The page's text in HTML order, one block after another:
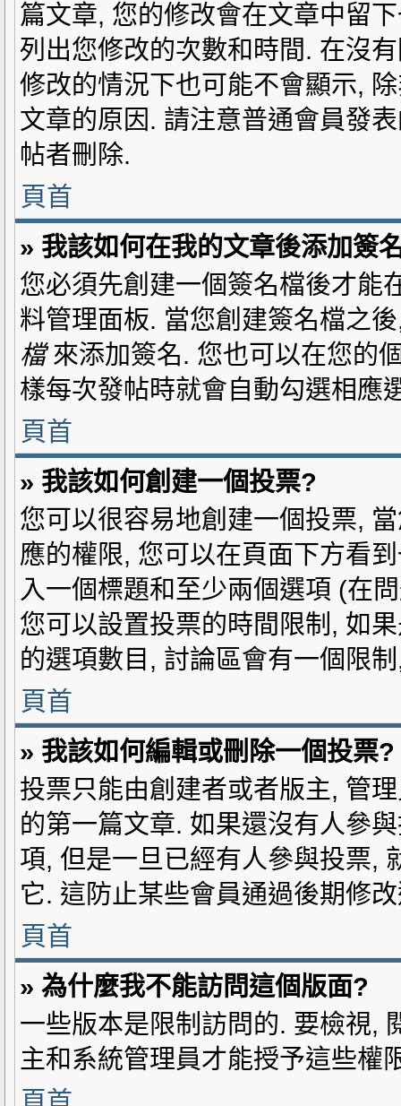
篇文章, 您的修改會在文章中留
列出您修改的次數和時間. 在沒
修改的情況下也可能不會顯示,
文章的原因. 請注意普通會員發
帖者刪除.
頁首
» 我該如何在我的文章後添加簽
您必須先創建一個簽名檔後才能
料管理面板. 當您創建簽名檔之
檔來添加簽名. 您也可以在您的
樣每次發帖時就會自動勾選相應
頁首
» 我該如何創建一個投票?
您可以很容易地創建一個投票,
應的權限, 您可以在頁面下方看
入一個標題和至少兩個選項 (在
您可以設置投票的時間限制, 如
的選項數目, 討論區會有一個限
頁首
» 我該如何編輯或刪除一個投票?
投票只能由創建者或者版主, 管
的第一篇文章. 如果還沒有人參
項, 但是一旦已經有人參與投票,
它. 這防止某些會員通過後期修
頁首
» 為什麼我不能訪問這個版面?
一些版本是限制訪問的. 要檢視,
主和系統管理員才能授予這些權